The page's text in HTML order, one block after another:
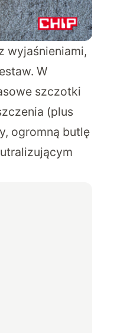
wyjaśnieniami,
W
szczotki
(plus
ogromną butlę